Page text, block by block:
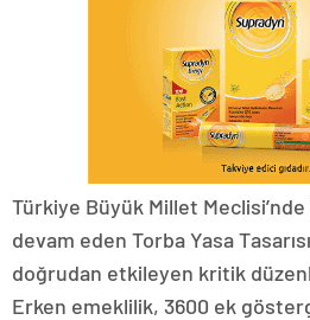
Türkiye Büyük Millet
devam eden Torba Yasa
doğrudan etkileyen kritik
Erken emeklilik, 3600 ek